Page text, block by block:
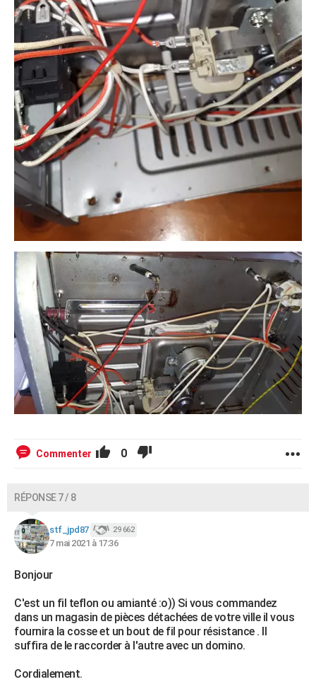
Commenter 0
RÉPONSE 7 / 8
stf_jpd87 29 662
7 mai 2021 à 17:36
Bonjour
C'est un fil teflon ou amianté :o)) Si vous commandez
dans un magasin de pièces détachées de votre ville il vous
fournira la cosse et un bout de fil pour résistance . Il
suffira de le raccorder à l'autre avec un domino.
Cordialement.